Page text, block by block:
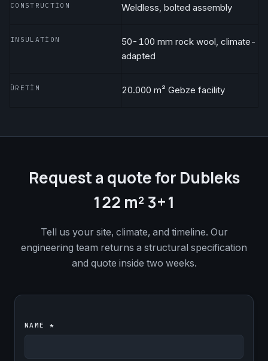
CONSTRUCTION Weldless, bolted assembly
INSULATION
50-100 mm rock wool, climate-
adapted
ÜRETIM 20.000 m² Gebze facility
Request a quote for Dubleks
122 m² 3+1
Tell us your site, climate, and timeline. Our
engineering team returns a structural specification
and quote inside two weeks.
NAME *